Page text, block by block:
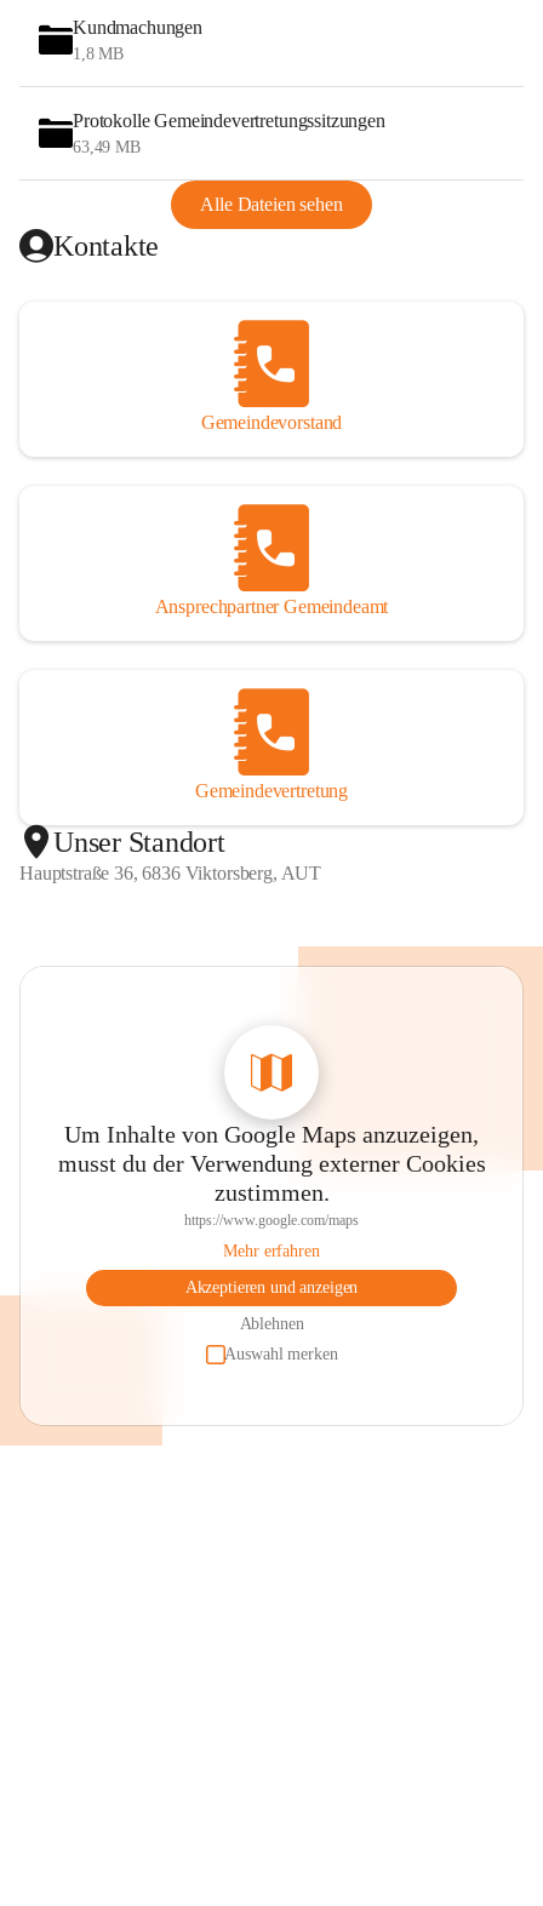
Kundmachungen
1,8 MB
Protokolle Gemeindevertretungssitzungen
63,49 MB
Alle Dateien sehen
Kontakte
Gemeindevorstand
Ansprechpartner Gemeindeamt
Gemeindevertretung
Unser Standort
Hauptstraße 36, 6836 Viktorsberg, AUT
Um Inhalte von Google Maps anzuzeigen,
musst du der Verwendung externer Cookies
zustimmen.
https://www.google.com/maps
Mehr erfahren
Akzeptieren und anzeigen
Ablehnen
Auswahl merken